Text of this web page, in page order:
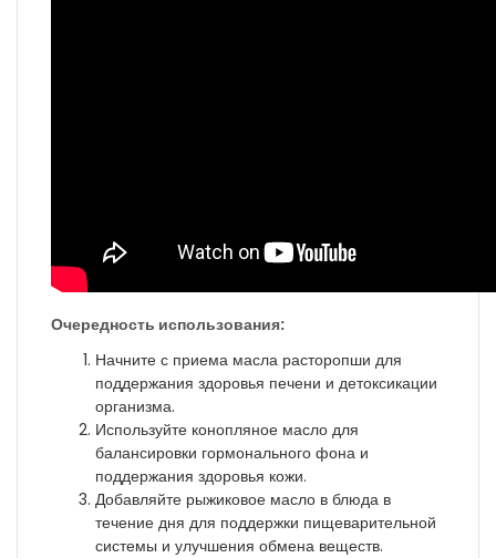
Очередность использования:
Начните с приема масла расторопши для
поддержания здоровья печени и детоксикации
организма.
Используйте конопляное масло для
балансировки гормонального фона и
поддержания здоровья кожи.
Добавляйте рыжиковое масло в блюда в
течение дня для поддержки пищеварительной
системы и улучшения обмена веществ.